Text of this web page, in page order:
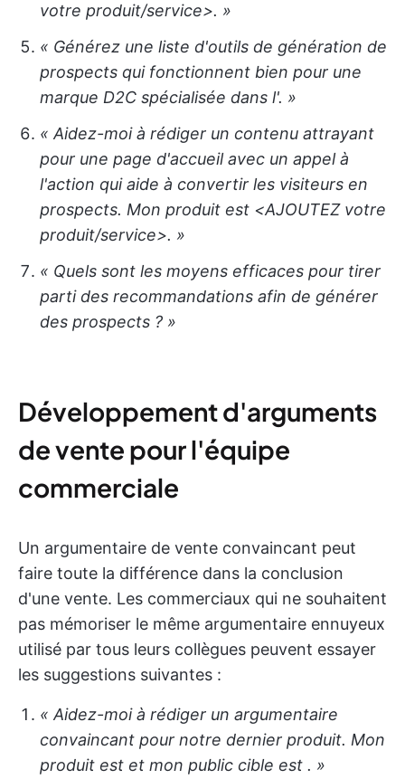
votre produit/service>. »
« Générez une liste d'outils de génération de
prospects qui fonctionnent bien pour une
marque D2C spécialisée dans l'. »
« Aidez-moi à rédiger un contenu attrayant
pour une page d'accueil avec un appel à
l'action qui aide à convertir les visiteurs en
prospects. Mon produit est <AJOUTEZ votre
produit/service>. »
« Quels sont les moyens efficaces pour tirer
parti des recommandations afin de générer
des prospects ? »
Développement d'arguments
de vente pour l'équipe
commerciale
Un argumentaire de vente convaincant peut
faire toute la différence dans la conclusion
d'une vente. Les commerciaux qui ne souhaitent
pas mémoriser le même argumentaire ennuyeux
utilisé par tous leurs collègues peuvent essayer
les suggestions suivantes :
« Aidez-moi à rédiger un argumentaire
convaincant pour notre dernier produit. Mon
produit est et mon public cible est . »